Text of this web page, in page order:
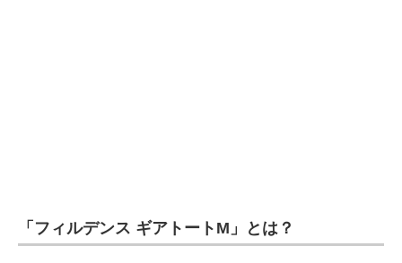
エネルギーの専門メディア
「フィルデンス ギアトートM」とは？